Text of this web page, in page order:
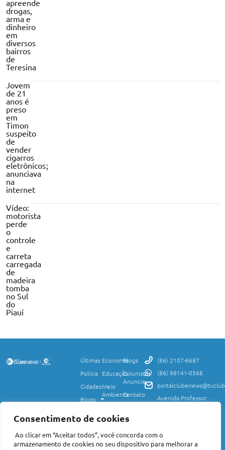
Consentimento de cookies
Ao clicar em “Aceitar todos”, você concorda com o
armazenamento de cookies no seu dispositivo para melhorar a
apreende
drogas,
arma e
dinheiro
em
diversos
bairros
de
Teresina
Jovem
de 21
anos é
preso
em
Timon
suspeito
de
vender
cigarros
eletrônicos;
anunciava
na
internet
Vídeo:
motorista
perde
o
controle
e
carreta
carregada
de
madeira
tomba
no Sul
do
Piauí
Últimas
Polícia
Cidades
Blogs
Política
Economia
Educação
Meio
Ambiente
Saúde
Mundo
Blogs
Colunistas
Anuncie
Contato
de Uso
(86) 2107-6687
(86) 98141-0568
Avenida Professor